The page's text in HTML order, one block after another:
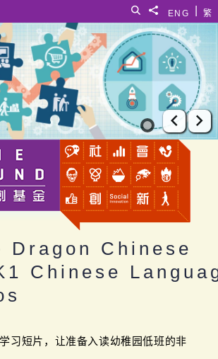
繁
ENG
分享給
搜寻
Pre-K1 Chinese Language Videos
上一张
下
Dragon Chinese
Chinese
习短片，让准备入读幼稚园低班的非